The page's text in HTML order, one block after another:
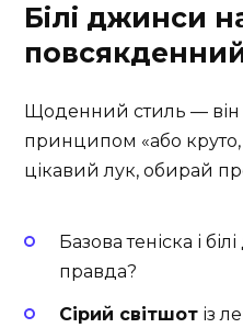
Білі джинси
Щоденний стиль — він
принципом «або
цікавий лук, обирай
Базова теніска і
правда?
Сірий світшот із